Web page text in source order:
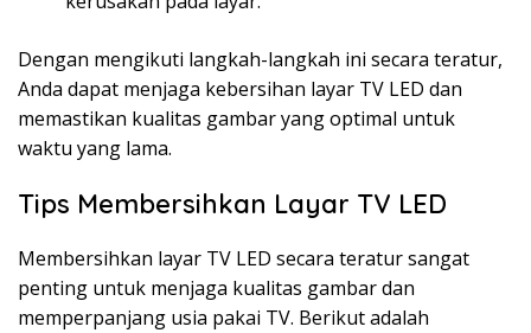
Dengan mengikuti langkah-langkah ini secara teratur,
Anda dapat menjaga kebersihan layar TV LED dan
memastikan kualitas gambar yang optimal untuk
waktu yang lama.
Tips Membersihkan Layar TV LED
Membersihkan layar TV LED secara teratur sangat
penting untuk menjaga kualitas gambar dan
memperpanjang usia pakai TV. Berikut adalah